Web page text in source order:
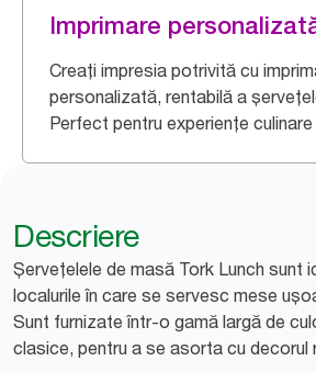
Imprimare
Creați impresia potrivită cu
personalizată, rentabilă a
Perfect pentru experiențe
Descriere
Șervețelele de masă Tork Lunch sunt
localurile în care se servesc mese
Sunt furnizate într-o gamă largă de
clasice, pentru a se asorta cu decorul